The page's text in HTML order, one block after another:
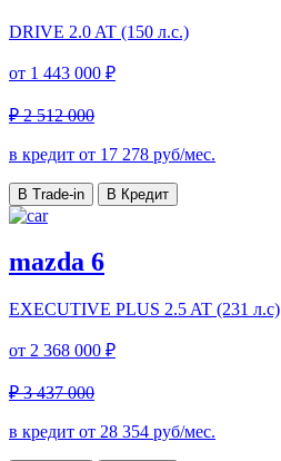
DRIVE 2.0 AT (150 л.с.)
от 1 443 000 ₽
₽ 2 512 000
в кредит от 17 278 руб/мес.
В Trade-in В Кредит
mazda 6
EXECUTIVE PLUS 2.5 AT (231 л.с)
от 2 368 000 ₽
₽ 3 437 000
в кредит от 28 354 руб/мес.